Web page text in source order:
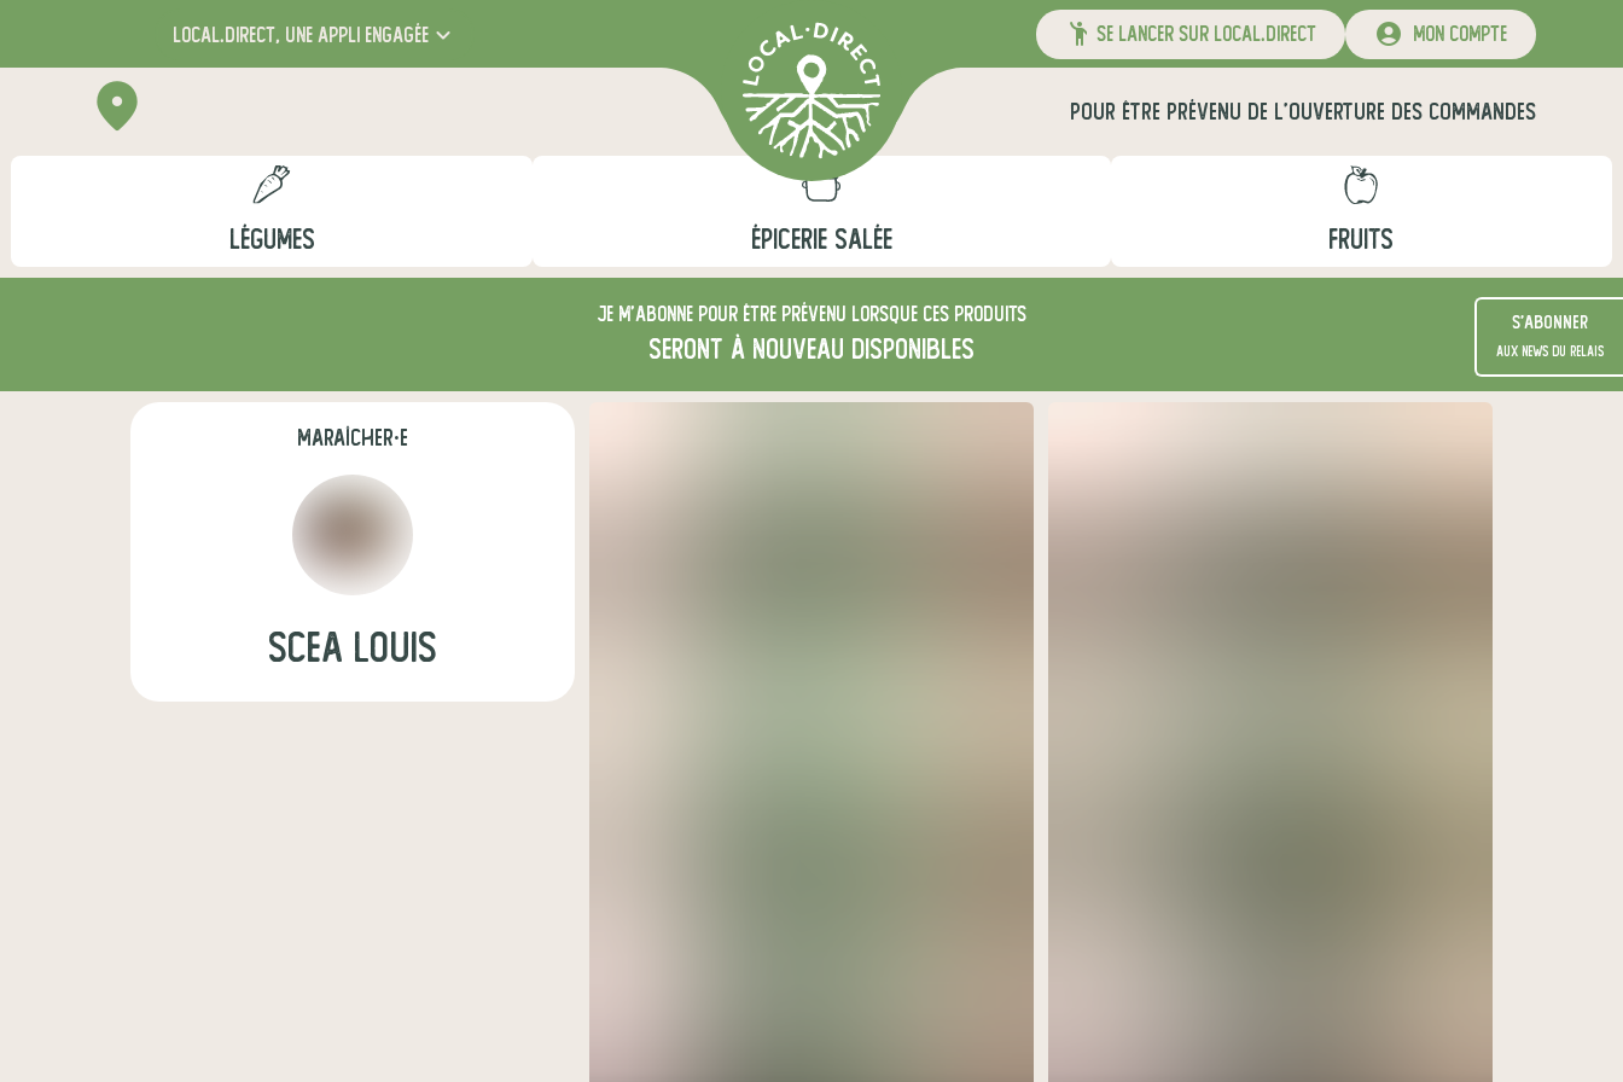
local.direct, une appli engagée se lancer sur local.direct mon compte
POUR ÊTRE PRÉVENU DE L'OUVERTURE DES COMMANDES
LÉGUMES ÉPICERIE SALÉE FRUITS
Je m'abonne pour être prévenu lorsque ces produits
seront à nouveau disponibles
S'abonner
aux news du relais
maraîcher·e
SCEA Louis